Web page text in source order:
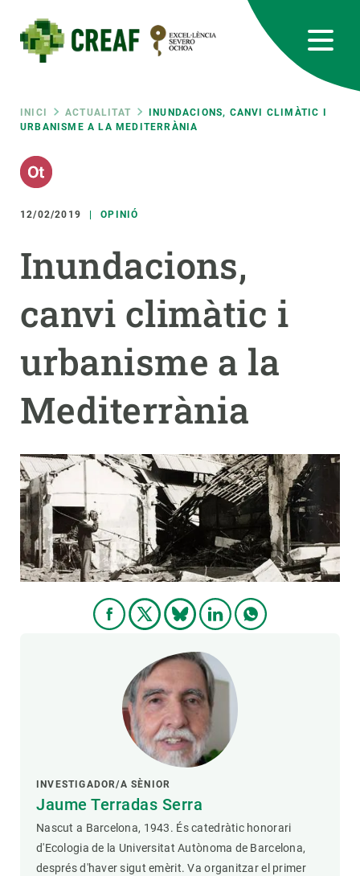
contingut
Fil
d'ariadna
INICI ACTUALITAT
INUNDACIONS, CANVI CLIMÀTIC I
URBANISME A LA MEDITERRÀNIA
12/02/2019 OPINIÓ
Inundacions,
canvi climàtic i
urbanisme a la
Mediterrània
INVESTIGADOR/A SÈNIOR
Jaume Terradas Serra
Nascut a Barcelona, 1943. És catedràtic honorari
d'Ecologia de la Universitat Autònoma de Barcelona,
després d'haver sigut emèrit. Va organitzar el primer
RRSS
Featured
responsive
INTRANET
Responsive
menu
RECERCA
CIÈNCIA EN ACCIÓ
UNEIX-TE A NOSALTRES
PARTICIPA